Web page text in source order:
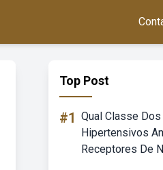
Top Post
#1 Qual Classe
Hipertensivos
Receptores De